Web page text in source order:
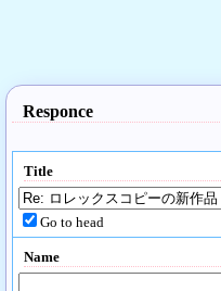
Responce
Title
Go to head
Name